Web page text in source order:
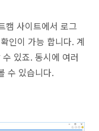
캠 사이트에서 로그
인이 가능 합니다. 계
있죠. 동시에 여러
수 있습니다.